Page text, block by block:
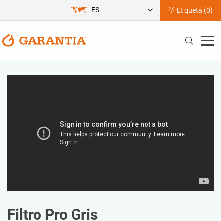
Etiqueta (0)
ES
Filtro Pro Gris